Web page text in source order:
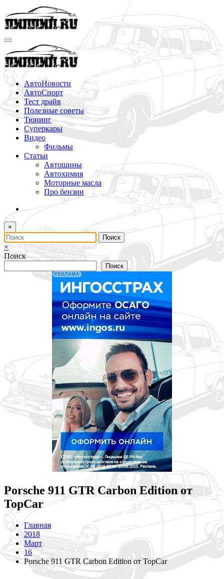
Перейти
к
содержимому
АвтоНовости
АвтоСпорт
Тест драйв
Полезные советы
Тюнинг
Суперкары
Видео
Фильмы
Статьи
Автошины
Автохимия
Моторные масла
Про бензин
×
×
Поиск
Поиск
Porsche 911 GTR Carbon Edition от
TopCar
Главная
2018
Март
16
Porsche 911 GTR Carbon Edition от TopCar